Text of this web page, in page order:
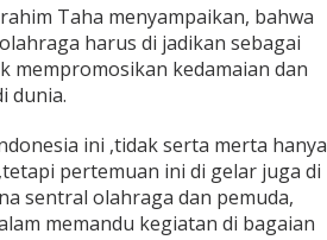
Taha menyampaikan, bahwa
harus di jadikan sebagai
mempromosikan kedamaian dan
dunia.
ini ,tidak serta merta hanya
pertemuan ini di gelar juga di
sentral olahraga dan pemuda,
memandu kegiatan di bagaian